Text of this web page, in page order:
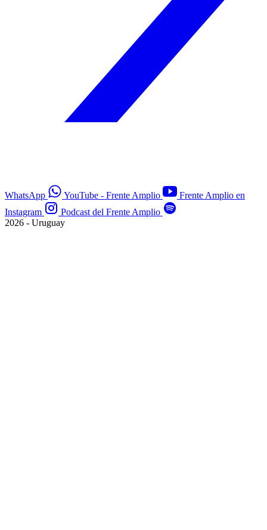
WhatsApp YouTube - Frente Amplio
Frente Amplio en
Instagram
Podcast del Frente Amplio
2026 - Uruguay